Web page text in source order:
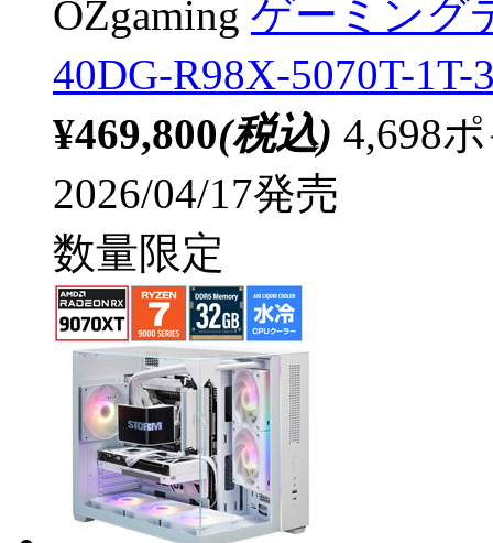
OZgaming ゲーミング
40DG-R98X-5070T-
¥469,800(税込) 4,698
2026/04/17発売
数量限定